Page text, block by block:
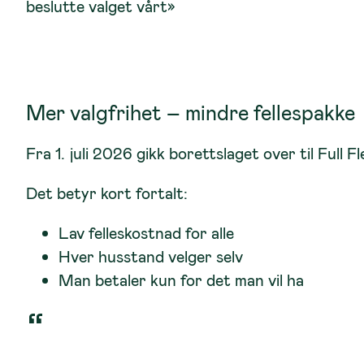
beslutte valget vårt»
Mer valgfrihet – mindre fellespakke
Fra 1. juli 2026 gikk borettslaget over til Full
Det betyr kort fortalt:
Lav felleskostnad for alle
Hver husstand velger selv
Man betaler kun for det man vil ha